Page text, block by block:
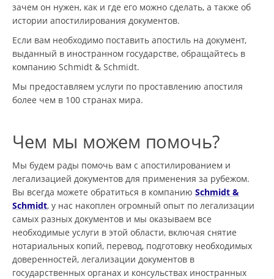
зачем он нужен, как и где его можно сделать, а также об
истории апостилирования документов.
Если вам необходимо поставить апостиль на документ,
выданный в иностранном государстве, обращайтесь в
компанию Schmidt & Schmidt.
Мы предоставляем услуги по проставлению апостиля
более чем в 100 странах мира.
Чем мы можем помочь?
Мы будем рады помочь вам с апостилированием и
легализацией документов для применения за рубежом.
Вы всегда можете обратиться в компанию Schmidt &
Schmidt, у нас накоплен огромный опыт по легализации
самых разных документов и мы оказываем все
необходимые услуги в этой области, включая снятие
нотариальных копий, перевод, подготовку необходимых
доверенностей, легализации документов в
государственных органах и консульствах иностранных